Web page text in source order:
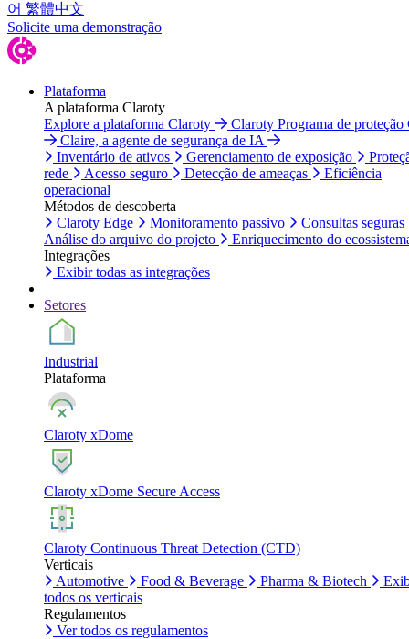
어 繁體中文
Solicite uma demonstração
Plataforma
A plataforma Claroty
Explore a plataforma Claroty
Claroty Programa de proteção
Claire, a agente de segurança de IA
Inventário de ativos
Gerenciamento de exposição
rede
Acesso seguro Detecção de ameaças
Eficiência
operacional
Métodos de descoberta
Claroty Edge
Monitoramento passivo
Consultas seguras
Análise do arquivo do projeto
Enriquecimento do
Integrações
Exibir todas as integrações
Setores
Industrial
Plataforma
Claroty xDome
Claroty xDome Secure Access
Claroty Continuous Threat Detection (CTD)
Verticais
Automotive
Food & Beverage Pharma & Biotech
todos os verticais
Regulamentos
Ver todos os regulamentos